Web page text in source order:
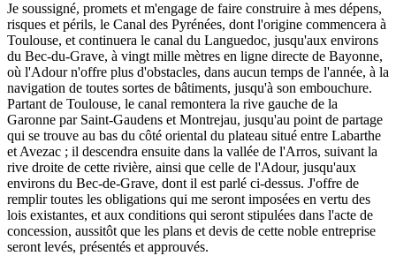
Je soussigné, promets et m'engage de faire construire à mes dépens,
risques et périls, le Canal des Pyrénées, dont l'origine commencera à
Toulouse, et continuera le canal du Languedoc, jusqu'aux environs
du Bec-du-Grave, à vingt mille mètres en ligne directe de Bayonne,
où l'Adour n'offre plus d'obstacles, dans aucun temps de l'année, à la
navigation de toutes sortes de bâtiments, jusqu'à son embouchure.
Partant de Toulouse, le canal remontera la rive gauche de la
Garonne par Saint-Gaudens et Montrejau, jusqu'au point de partage
qui se trouve au bas du côté oriental du plateau situé entre Labarthe
et Avezac ; il descendra ensuite dans la vallée de l'Arros, suivant la
rive droite de cette rivière, ainsi que celle de l'Adour, jusqu'aux
environs du Bec-de-Grave, dont il est parlé ci-dessus. J'offre de
remplir toutes les obligations qui me seront imposées en vertu des
lois existantes, et aux conditions qui seront stipulées dans l'acte de
concession, aussitôt que les plans et devis de cette noble entreprise
seront levés, présentés et approuvés.